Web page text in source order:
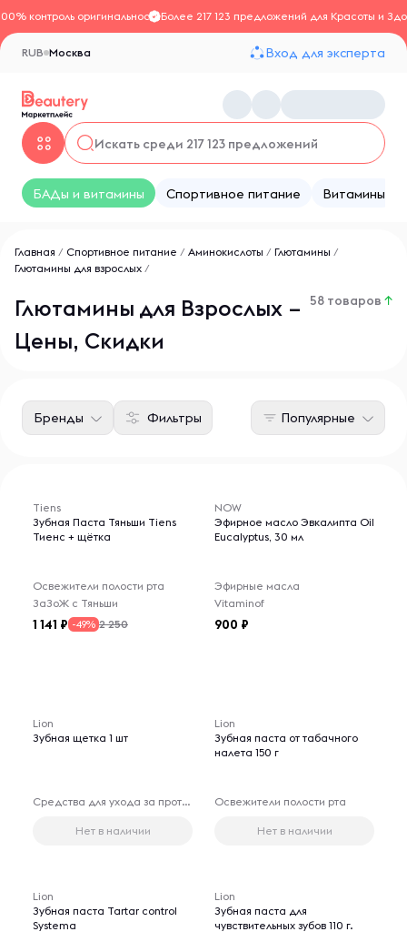
контроль оригинальностиБолее 217 123 предложений для Красоты и
Москва
RUB Вход для эксперта
БАДы и витамины Спортивное питание Витамины
Главная / Спортивное питание / Аминокислоты / Глютамины /
Глютамины для взрослых /
Глютамины для Взрослых –
Цены, Скидки
58 товаров ↑
Фильтры
Бренды Популярные
Tiens
Зубная Паста Тяньши Tiens
Тиенс + щётка
Освежители полости рта
ЗаЗоЖ с Тяньши
1 141 -49% 2 250
NOW
Эфирное масло Эвкалипта Oil
Eucalyptus, 30 мл
Эфирные масла
Vitaminof
900
Lion
Зубная щетка 1 шт
Средства для ухода за протезами
Нет в наличии
Lion
Зубная паста от табачного
налета 150 г
Освежители полости рта
Нет в наличии
Lion
Зубная паста Tartar control
Systema
Lion
Зубная паста для
чувствительных зубов 110 г.